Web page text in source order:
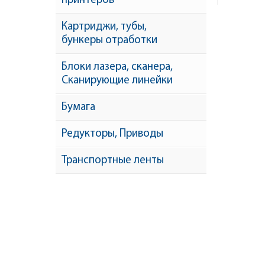
Картриджи, тубы,
бункеры отработки
Блоки лазера, сканера,
Сканирующие линейки
Бумага
Редукторы, Приводы
Транспортные ленты